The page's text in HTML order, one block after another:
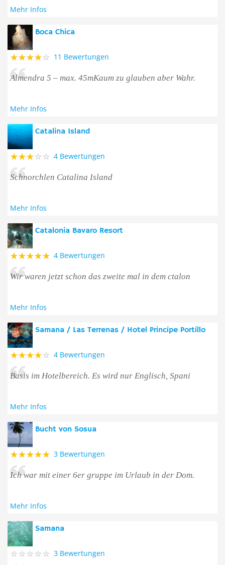
Mehr Infos
Boca Chica
11 Bewertungen
Almendra 5 – max. 45mKaum zu glauben aber Wahr.
Mehr Infos
Catalina Island
4 Bewertungen
Schnorchlen Catalina Island
Mehr Infos
Catalonia Bavaro Resort
4 Bewertungen
Wir waren jetzt schon das zweite mal in dem ctalon
Mehr Infos
Samana / Las Terrenas / Hotel Principe Portillo
4 Bewertungen
Basis im Hotelbereich. Es wird nur Englisch, Spani
Mehr Infos
Bucht von Sosua
3 Bewertungen
Ich war mit einer 6er gruppe im Urlaub in der Dom.
Mehr Infos
Samana
3 Bewertungen